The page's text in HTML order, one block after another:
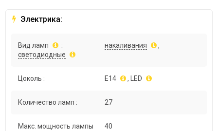
Электрика:
Вид ламп : накаливания
,
светодиодные
Цоколь : E14 , LED
Количество ламп : 27
Макс. мощность лампы
40